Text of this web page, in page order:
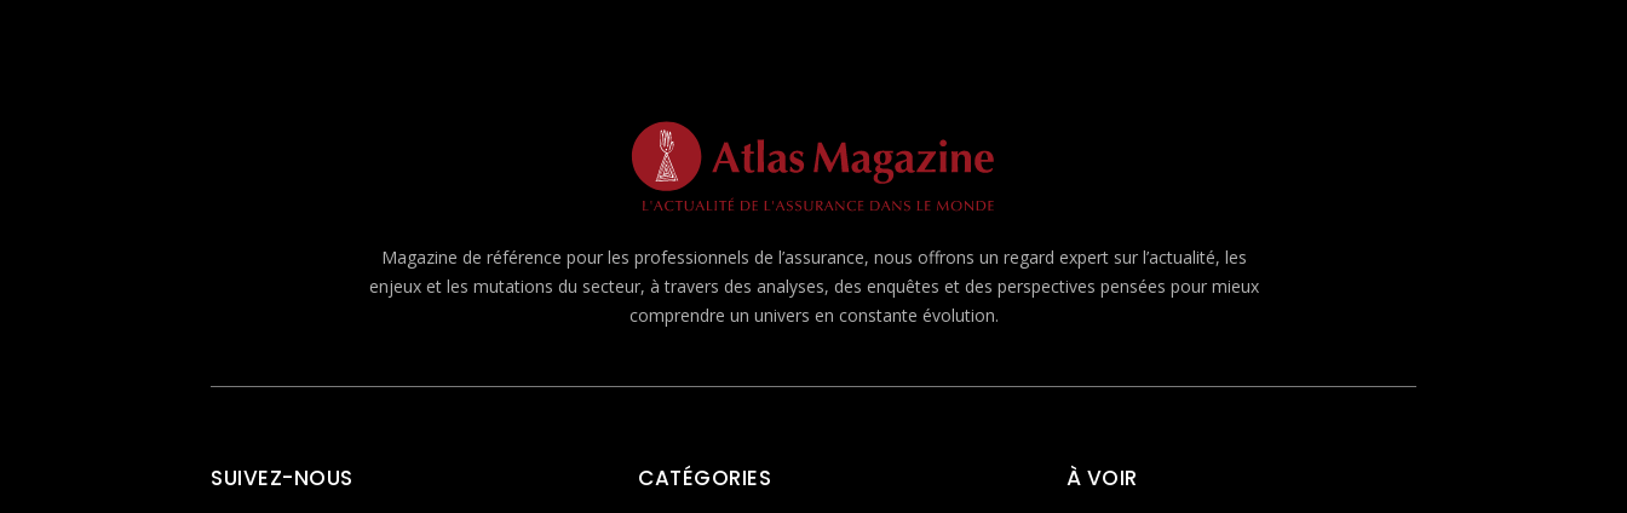
Magazine de référence pour les professionnels de l’assurance, nous offrons un regard expert sur l’actualité, les
enjeux et les mutations du secteur, à travers des analyses, des enquêtes et des perspectives pensées pour mieux
comprendre un univers en constante évolution.
SUIVEZ-NOUS CATÉGORIES À VOIR